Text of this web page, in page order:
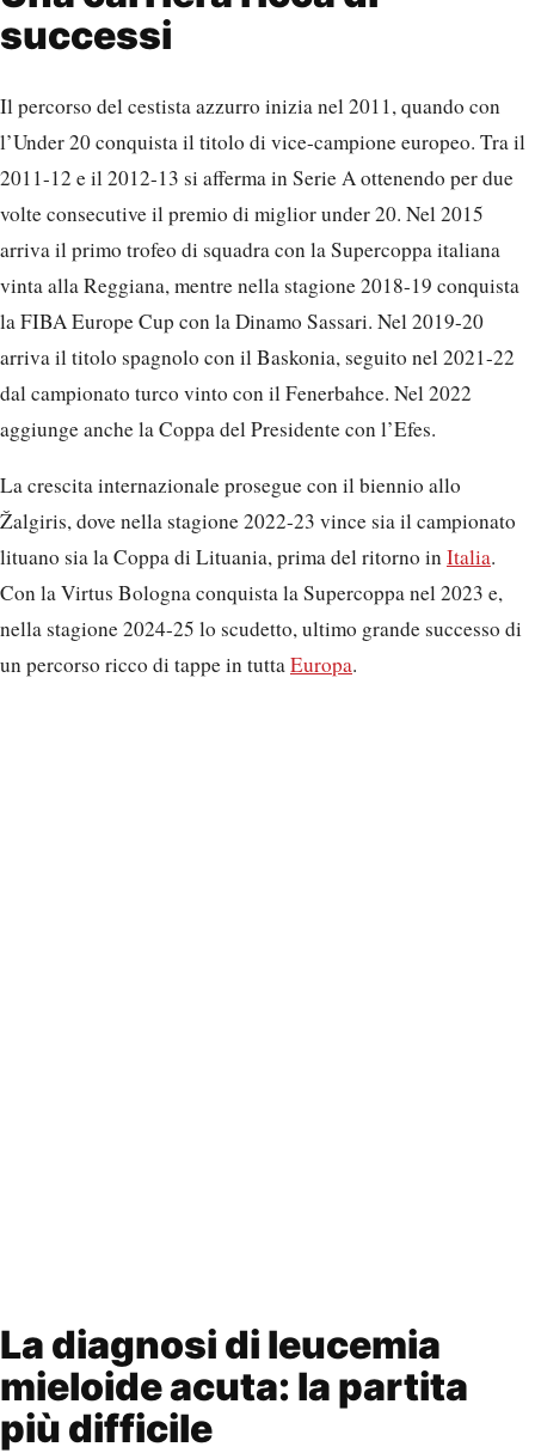
successi
Il percorso del cestista azzurro inizia nel 2011, quando con
l’Under 20 conquista il titolo di vice-campione europeo. Tra il
2011-12 e il 2012-13 si afferma in Serie A ottenendo per due
volte consecutive il premio di miglior under 20. Nel 2015
arriva il primo trofeo di squadra con la Supercoppa italiana
vinta alla Reggiana, mentre nella stagione 2018-19 conquista
la FIBA Europe Cup con la Dinamo Sassari. Nel 2019-20
arriva il titolo spagnolo con il Baskonia, seguito nel 2021-22
dal campionato turco vinto con il Fenerbahce. Nel 2022
aggiunge anche la Coppa del Presidente con l’Efes.
La crescita internazionale prosegue con il biennio allo
Žalgiris, dove nella stagione 2022-23 vince sia il campionato
lituano sia la Coppa di Lituania, prima del ritorno inItalia.
Con la Virtus Bologna conquista la Supercoppa nel 2023 e,
nella stagione 2024-25 lo scudetto, ultimo grande successo di
un percorso ricco di tappe in tuttaEuropa.
La diagnosi di leucemia
mieloide acuta: la partita
più difficile